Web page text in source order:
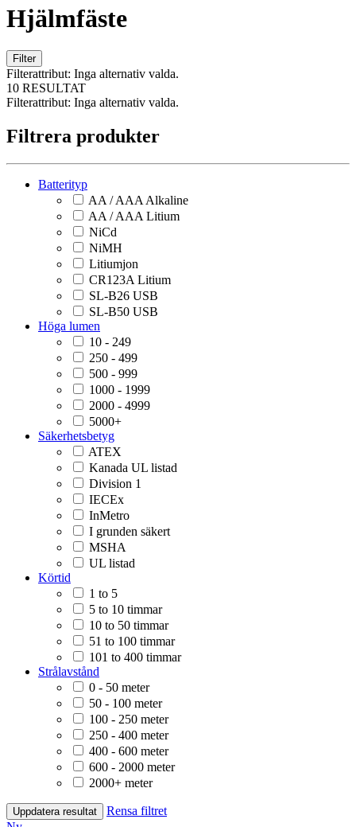
Hjälmfäste
Filter
Filterattribut: Inga alternativ valda.
10 RESULTAT
Filterattribut: Inga alternativ valda.
Filtrera produkter
Batterityp
AA / AAA Alkaline
AA / AAA Litium
NiCd
NiMH
Litiumjon
CR123A Litium
SL-B26 USB
SL-B50 USB
Höga lumen
10 - 249
250 - 499
500 - 999
1000 - 1999
2000 - 4999
5000+
Säkerhetsbetyg
ATEX
Kanada UL listad
Division 1
IECEx
InMetro
I grunden säkert
MSHA
UL listad
Körtid
1 to 5
5 to 10 timmar
10 to 50 timmar
51 to 100 timmar
101 to 400 timmar
Strålavstånd
0 - 50 meter
50 - 100 meter
100 - 250 meter
250 - 400 meter
400 - 600 meter
600 - 2000 meter
2000+ meter
Uppdatera resultat
Rensa filtret